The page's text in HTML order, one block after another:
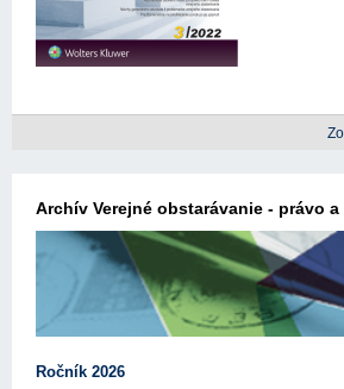
Archív Verejné obstarávanie - právo a
Ročník 2026